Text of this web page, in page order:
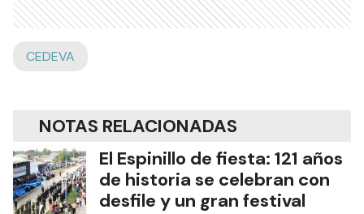
CEDEVA
NOTAS RELACIONADAS
El Espinillo de fiesta: 121 años
de historia se celebran con
desfile y un gran festival